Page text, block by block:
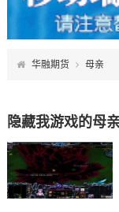
华融期货 母亲